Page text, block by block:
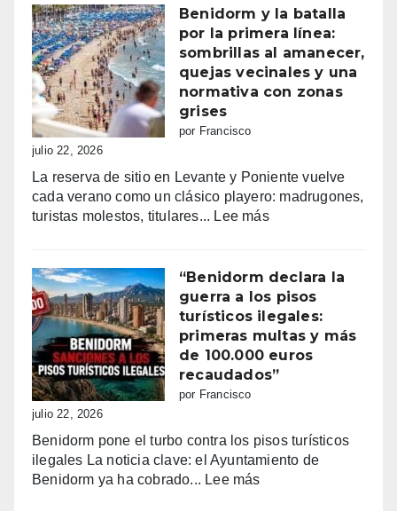
patronales
Consulta
la
programación
completa
de
Cristianos
de
Villajoyosa
Benidorm y la batalla
por la primera línea:
sombrillas al amanecer,
quejas vecinales y una
normativa con zonas
grises
por Francisco
julio 22, 2026
La reserva de sitio en Levante y Poniente vuelve
cada verano como un clásico playero: madrugones,
turistas molestos, titulares... Lee más:
la
batalla
por
la
primera
línea:
quejas
vecinales
“Benidorm declara la
guerra a los pisos
turísticos ilegales:
primeras multas y más
de 100.000 euros
recaudados”
por Francisco
julio 22, 2026
Benidorm pone el turbo contra los pisos turísticos
ilegales La noticia clave: el Ayuntamiento de
Benidorm ya ha cobrado... Lee más: